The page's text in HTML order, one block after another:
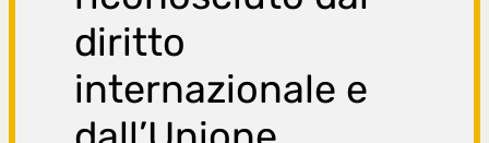
diritto
internazionale e